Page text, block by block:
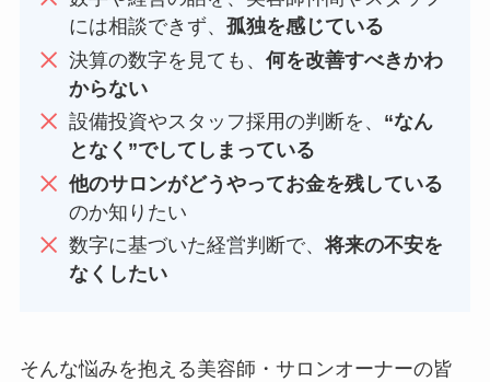
には相談できず、 孤独を感じている
決算の数字を見ても、 何を改善すべきかわ
からない
設備投資やスタッフ採用の判断を、 “なん
となく”でしてしまっている
他のサロンがどうやってお金を残している
のか知りたい
数字に基づいた経営判断で、 将来の不安を
なくしたい
そんな悩みを抱える美容師・サロンオーナーの皆